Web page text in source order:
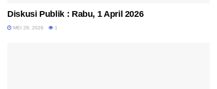
Diskusi Publik : Rabu, 1 April 2026
MEI 29, 2026 1